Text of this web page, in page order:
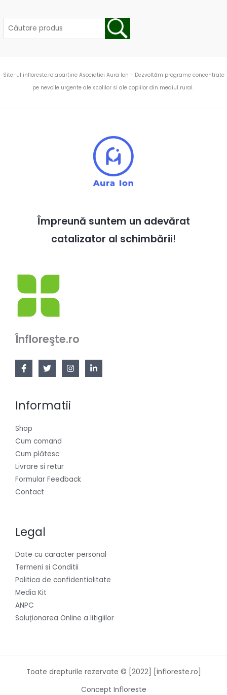
Site-ul infloreste.ro apartine Asociatiei Aura Ion - Dezvoltăm programe concentrate
pe nevoile urgente ale scolilor si ale copiilor din mediul rural.
Împreună suntem un adevărat
catalizator al schimbării!
Înfloreşte.ro
Informatii
Shop
Cum comand
Cum plătesc
Livrare si retur
Formular Feedback
Contact
Legal
Date cu caracter personal
Termeni si Conditii
Politica de confidentialitate
Media Kit
ANPC
Soluționarea Online a litigiilor
Toate drepturile rezervate © [2022] [infloreste.ro]
Concept Infloreste